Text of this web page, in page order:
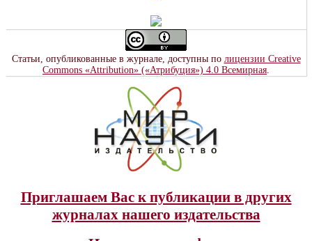
Статьи, опубликованные в журнале, доступны по лицензии Creative
Commons «Attribution» («Атрибуция») 4.0 Всемирная.
Приглашаем Вас к публикации в других
журналах нашего издательства